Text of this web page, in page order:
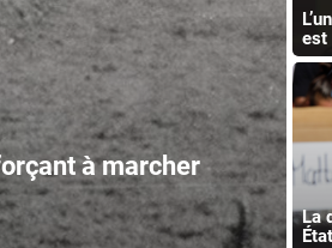
à marcher
est
La